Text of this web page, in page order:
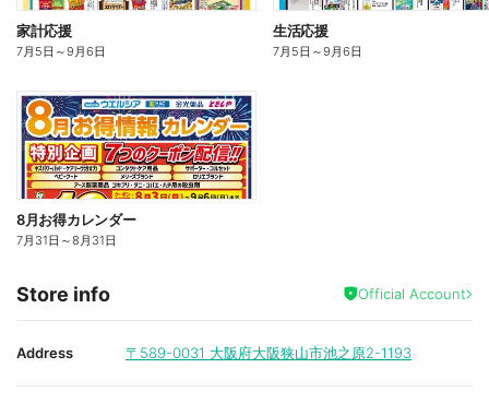
家計応援
7月5日 ～9月6日
生活応援
7月5日 ～9月6日
8月お得カレンダー
7月31日 ～8月31日
Store info Official Account
Address 〒589-0031 大阪府大阪狭山市池之原2-1193